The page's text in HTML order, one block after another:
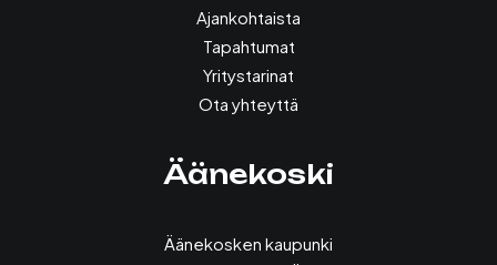
Ajankohtaista
Tapahtumat
Yritystarinat
Ota yhteyttä
Äänekoski
Äänekosken kaupunki